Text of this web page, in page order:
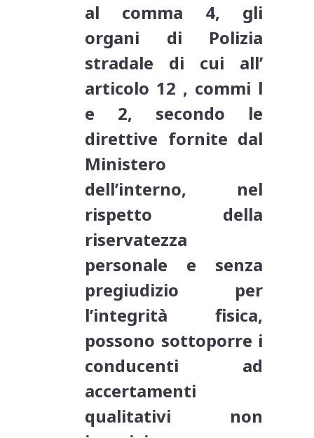
al comma 4, gli
organi di Polizia
stradale di cui all’
articolo 12 , commi l
e 2, secondo le
direttive fornite dal
Ministero
dell’interno, nel
rispetto della
riservatezza
personale e senza
pregiudizio per
l’integrità fisica,
possono sottoporre i
conducenti ad
accertamenti
qualitativi non